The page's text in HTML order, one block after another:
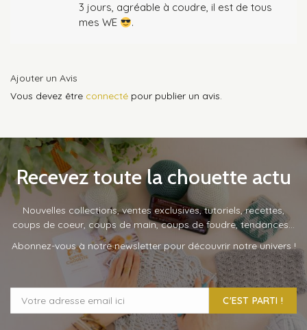
3 jours, agréable à coudre, il est de tous
mes WE
.
Ajouter un Avis
Vous devez être connecté pour publier un avis.
Recevez toute la chouette actu
Nouvelles collections, ventes exclusives, tutoriels, recettes,
coups de coeur, coups de main, coups de foudre, tendances…
Abonnez-vous à notre newsletter pour découvrir notre univers !
C'EST PARTI !